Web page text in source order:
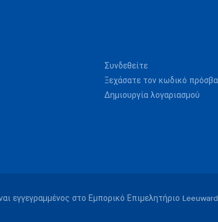
Συνδεθείτε
Ξεχάσατε τον κωδικό
Δημιουργία λογαριασμού
εγγεγραμμένος στο Εμπορικό Επιμελητήριο